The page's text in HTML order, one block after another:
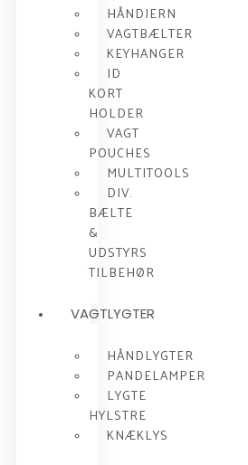
HÅNDJERN
VAGTBÆLTER
KEYHANGER
ID
KORT
HOLDER
VAGT
POUCHES
MULTITOOLS
DIV.
BÆLTE
&
UDSTYRS
TILBEHØR
VAGTLYGTER
HÅNDLYGTER
PANDELAMPER
LYGTE
HYLSTRE
KNÆKLYS